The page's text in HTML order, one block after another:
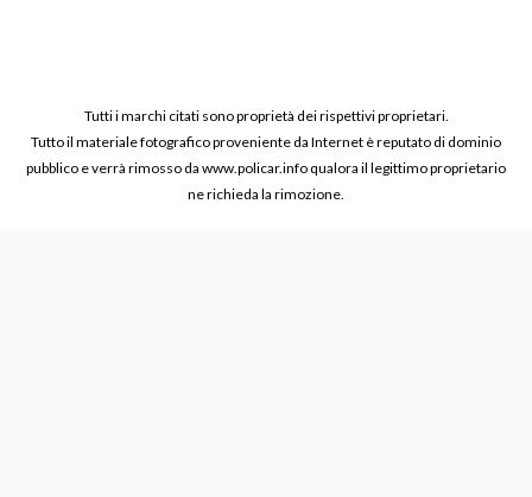
Tutti i marchi citati sono proprietà dei rispettivi proprietari.
Tutto il materiale fotografico proveniente da Internet è reputato di dominio
pubblico e verrà rimosso da www.policar.info qualora il legittimo proprietario
ne richieda la rimozione.